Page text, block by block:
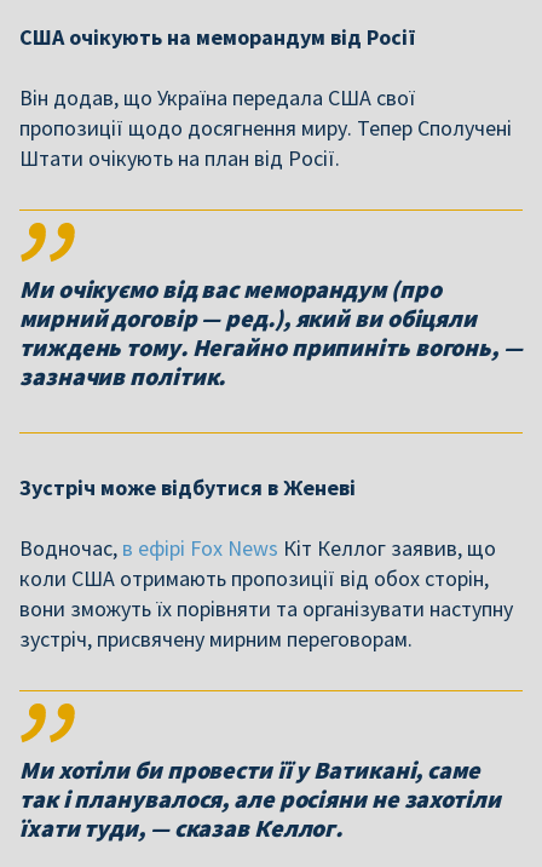
США очікують на меморандум від Росії
Він додав, що Україна передала США свої
пропозиції щодо досягнення миру. Тепер Сполучені
Штати очікують на план від Росії.
Ми очікуємо від вас меморандум (про
мирний договір — ред.), який ви обіцяли
тиждень тому. Негайно припиніть вогонь, —
зазначив політик.
Зустріч може відбутися в Женеві
Водночас, в ефірі Fox News Кіт Келлог заявив, що
коли США отримають пропозиції від обох сторін,
вони зможуть їх порівняти та організувати наступну
зустріч, присвячену мирним переговорам.
Ми хотіли би провести її у Ватикані, саме
так і планувалося, але росіяни не захотіли
їхати туди, — сказав Келлог.